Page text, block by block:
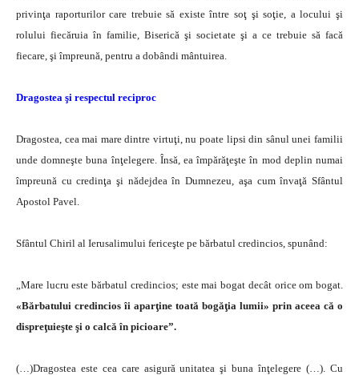
privinţa raporturilor care trebuie să existe între soţ şi soţie, a locului şi
rolului fiecăruia în familie, Biserică şi societate şi a ce trebuie să facă
fiecare, şi împreună, pentru a dobândi mântuirea.
Dragostea şi respectul reciproc
Dragostea, cea mai mare dintre virtuţi, nu poate lipsi din sânul unei familii
unde domneşte buna înţelegere. Însă, ea împărăţeşte în mod deplin numai
împreună cu credinţa şi nădejdea în Dumnezeu, aşa cum învaţă Sfântul
Apostol Pavel.
Sfântul Chiril al Ierusalimului fericeşte pe bărbatul credincios, spunând:
„Mare lucru este bărbatul credincios; este mai bogat decât orice om bogat.
«Bărbatului credincios îi aparţine toată bogăţia lumii» prin aceea că o
dispreţuieşte şi o calcă în picioare”.
(…)Dragostea este cea care asigură unitatea şi buna înţelegere (…). Cu